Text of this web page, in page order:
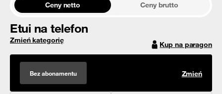
Ceny netto Ceny brutto
Etui na telefon
Zmień kategorię Kup na paragon
Bez abonamentu Zmień